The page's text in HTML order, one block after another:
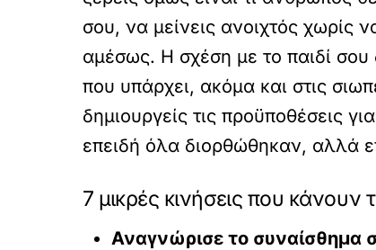
σου, να μείνεις ανοιχτός χωρίς
αμέσως. Η σχέση με το παιδί σου
που υπάρχει, ακόμα και στις
δημιουργείς τις προϋποθέσεις
επειδή όλα διορθώθηκαν, αλλά
7 μικρές κινήσεις που κάνουν
Αναγνώρισε το συναίσθημα